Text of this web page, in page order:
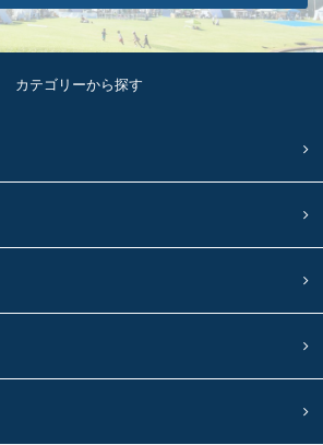
カテゴリーから探す